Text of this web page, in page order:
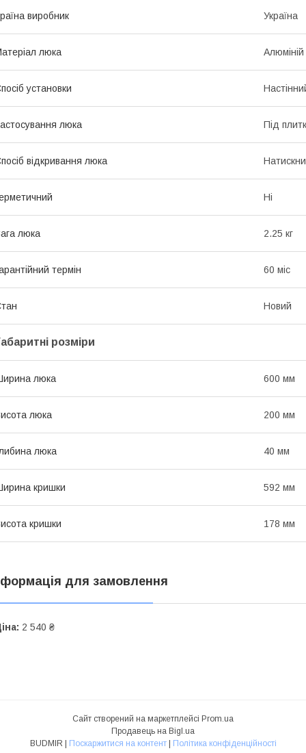
виробник Україна
люка Алюміній
установки
люка Під
відкривання люка
Ні
люка 2.25 кг
термін 60 міс
Новий
розміри
люка 600 мм
люка 200 мм
люка 40 мм
кришки 592 мм
кришки 178 мм
для замовлення
2 540 ₴
Сайт створений на маркетплейсі Prom.ua
Продавець на Bigl.ua
BUDMIR | Поскаржитися на контент | Політика конфіденційності